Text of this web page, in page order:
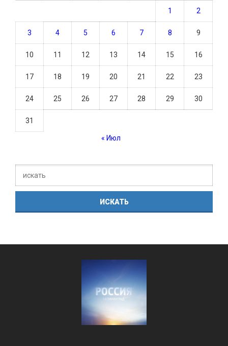
1 2
3 4 5 6 7 8 9
10 11 12 13 14 15 16
17 18 19 20 21 22 23
24 25 26 27 28 29 30
31
« Июл